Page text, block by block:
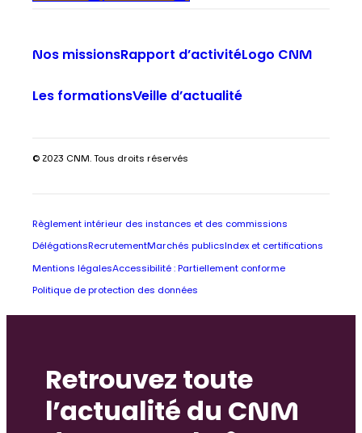
Nos missionsRapport d’activitéLogo CNM
Les formationsVeille d’actualité
© 2023 CNM. Tous droits réservés
Règlement intérieur des instances et des commissions
DélégationsRecrutementMarchés publicsIndex et certifications
Mentions légalesAccessibilité : Partiellement conforme
Politique de protection des données
Retrouvez toute
l’actualité du CNM